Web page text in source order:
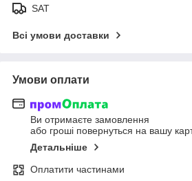
SAT
Всі умови доставки
Умови оплати
Ви отримаєте замовлення
або гроші повернуться на вашу
Детальніше
Оплатити частинами